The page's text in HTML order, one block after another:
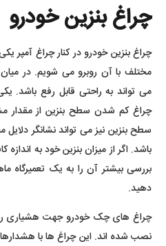
چراغ بنزین خودرو
چراغ بنزین خودرو در کنار چراغ آمپر
مختلف با آن روبرو می شویم. در
می تواند به راحتی قابل رفع باشد.
چراغ کم شدن سطح بنزین از
سطح بنزین نیز می تواند نشانگر
باشد. اگر از میزان بنزین خود به
بررسی بیشتر آن را به یک
دهید.
چراغ های چک خودرو جهت هشیاری
نصب شده اند. این چراغ ها با